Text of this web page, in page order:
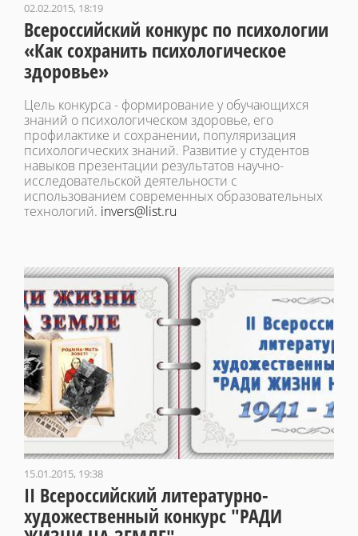
02.02.2015, 18:19
Всероссийский конкурс по психологии
«Как сохранить психологическое
здоровье»
Цель конкурса - формирование у обучающихся
знаний о психологическом здоровье, его
профилактике и сохранении, популяризация
психологических знаний. Развитие у студентов
навыков презентации результатов научно-
исследовательской деятельности с
использованием современных образовательных
технологий. invers@list.ru
15.01.2015, 19:38
II Всероссийский литературно-
художественный конкурс "РАДИ